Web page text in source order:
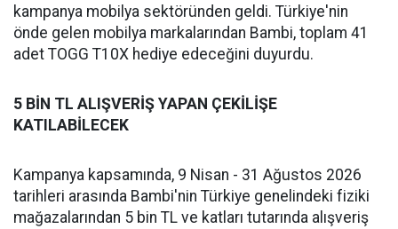
kampanya mobilya sektöründen geldi. Türkiye'nin
önde gelen mobilya markalarından Bambi, toplam 41
adet TOGG T10X hediye edeceğini duyurdu.
5 BİN TL ALIŞVERİŞ YAPAN ÇEKİLİŞE
KATILABİLECEK
Kampanya kapsamında, 9 Nisan - 31 Ağustos 2026
tarihleri arasında Bambi'nin Türkiye genelindeki fiziki
mağazalarından 5 bin TL ve katları tutarında alışveriş